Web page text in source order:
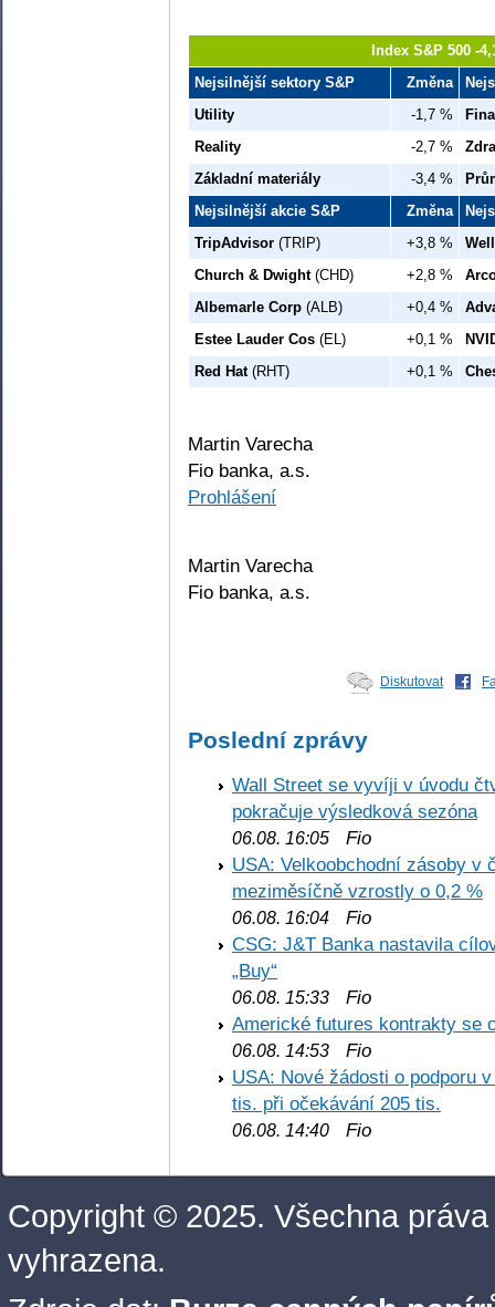
Index S&P 500 -
Nejsilnější sektory S&P
Změna
Utility
-1,7 %
Reality
-2,7 %
Základní materiály
-3,4 %
Nejsilnější akcie S&P
Změna
TripAdvisor (TRIP) +3,8 %
Church & Dwight(CHD) +2,8 %
Albemarle Corp (ALB) +0,4 %
Estee Lauder Cos (EL) +0,1 %
Red Hat(RHT) +0,1 %
Martin Varecha
Fio banka, a.s.
Prohlášení
Martin Varecha
Fio banka, a.s.
Diskutovat
Poslední zprávy
Wall Street se vyvíji v úvodu
pokračuje výsledková sezóna
06.08. 16:05 Fio
USA: Velkoobchodní zásoby v
meziměsíčně vzrostly o 0,2 %
06.08. 16:04 Fio
CSG: J&T Banka nastavila
„Buy“
06.08. 15:33 Fio
Americké futures kontrakty se
06.08. 14:53 Fio
USA: Nové žádosti o podporu
tis. při očekávání 205 tis.
06.08. 14:40 Fio
Copyright © 2025. Všechna práva
vyhrazena.